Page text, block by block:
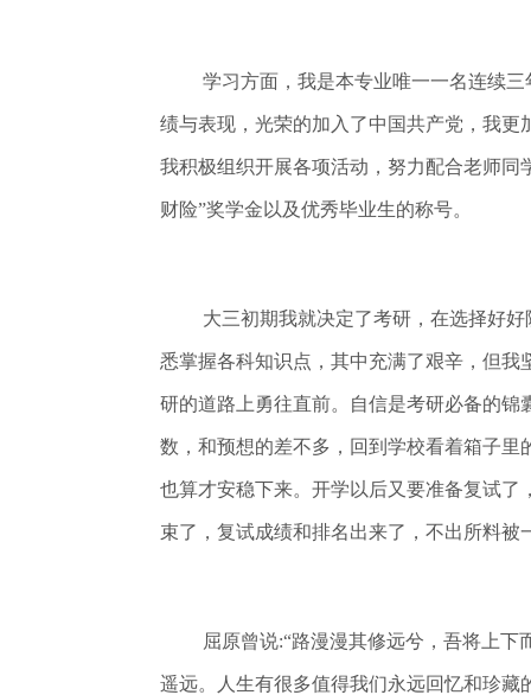
学习方面，我是本专业唯一一名连续
绩与表现，光荣的加入了中国共产党，我
我积极组织开展各项活动，努力配合老师
财险”奖学金以及优秀毕业生的称号。
大三初期我就决定了考研，在选择好
悉掌握各科知识点，其中充满了艰辛，但
研的道路上勇往直前。自信是考研必备的
数，和预想的差不多，回到学校看着箱子
也算才安稳下来。开学以后又要准备复试
束了，复试成绩和排名出来了，不出所料
屈原曾说:“路漫漫其修远兮，吾将上
遥远。人生有很多值得我们永远回忆和珍